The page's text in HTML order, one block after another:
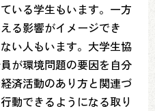
いる学生もいます。一方
る影響がイメージでき
い人もいます。大学生協
が環境問題の要因を自分
済活動のあり方と関連づ
動できるようになる取り